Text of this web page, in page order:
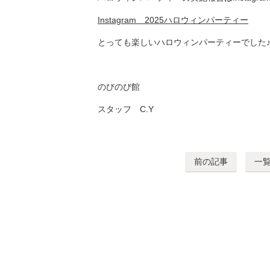
Instagram＿2025ハロウィンパーティー
とっても楽しいハロウィンパーティーでし
のびのび館
スタッフ C.Y
前の記事 一